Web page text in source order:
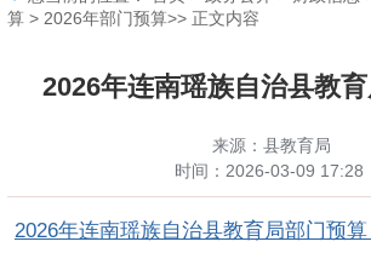
算 > 2026年部门预算>> 正文内容
2026年连南瑶族自治县教
来源：县教育局
时间： 2026-03-09 17:28
2026年连南瑶族自治县教育局部门预